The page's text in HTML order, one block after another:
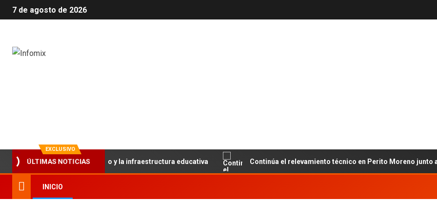
7 de agosto de 2026
EXCLUSIVO
ÚLTIMAS NOTICIAS
el trabajo articulado y la infraestructura educativa Continúa el relevamiento técnico en Perito Moreno junto al
INICIO